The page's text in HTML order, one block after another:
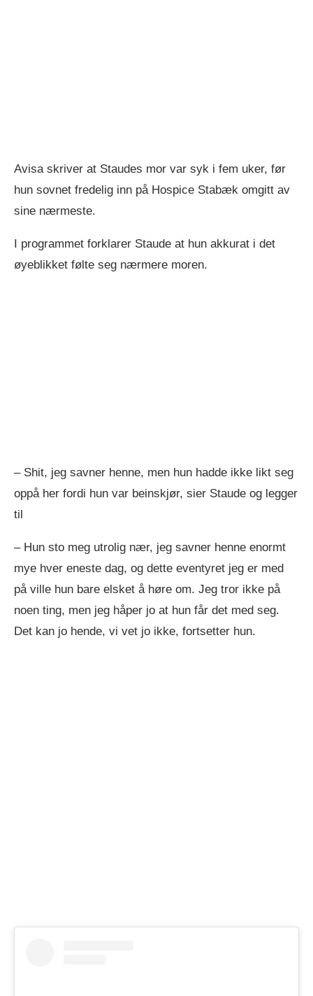
Avisa skriver at Staudes mor var syk i fem uker, før
hun sovnet fredelig inn på Hospice Stabæk omgitt av
sine nærmeste.
I programmet forklarer Staude at hun akkurat i det
øyeblikket følte seg nærmere moren.
– Shit, jeg savner henne, men hun hadde ikke likt seg
oppå her fordi hun var beinskjør, sier Staude og legger
til
– Hun sto meg utrolig nær, jeg savner henne enormt
mye hver eneste dag, og dette eventyret jeg er med
på ville hun bare elsket å høre om. Jeg tror ikke på
noen ting, men jeg håper jo at hun får det med seg.
Det kan jo hende, vi vet jo ikke, fortsetter hun.